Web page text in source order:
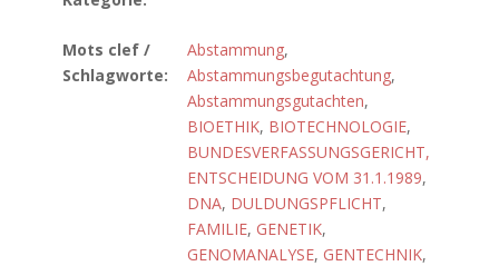
Mots clef /
Schlagworte:
Abstammung,
Abstammungsbegutachtung,
Abstammungsgutachten,
BIOETHIK, BIOTECHNOLOGIE,
BUNDESVERFASSUNGSGERICHT,
ENTSCHEIDUNG VOM 31.1.1989,
DNA, DULDUNGSPFLICHT,
FAMILIE, GENETIK,
GENOMANALYSE, GENTECHNIK,